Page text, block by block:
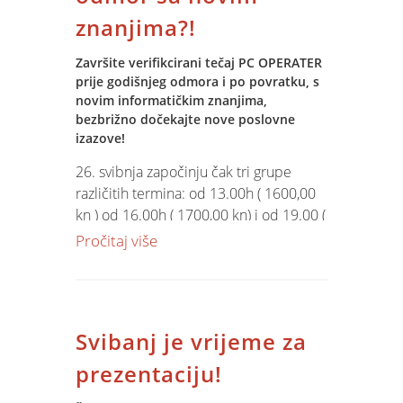
verifikaciju u radnju knjižicu ( AutoCAD
operater )..
znanjima?!
Završite verifikcirani tečaj PC OPERATER
prije godišnjeg odmora i po povratku, s
novim informatičkim znanjima,
bezbrižno dočekajte nove poslovne
izazove!
26. svibnja započinju čak tri grupe
različitih termina: od 13.00h ( 1600,00
kn ) od 16.00h ( 1700,00 kn) i od 19.00 (
1800,00 kn ). vi samo
Pročitaj više
Svibanj je vrijeme za
prezentaciju!